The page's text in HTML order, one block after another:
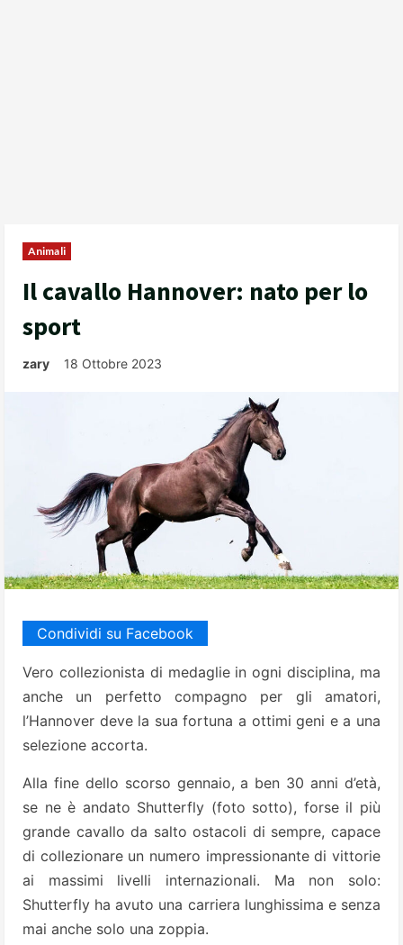
Animali
Il cavallo Hannover: nato per lo
sport
zary 18 Ottobre 2023
Condividi su Facebook
Vero collezionista di medaglie in ogni disciplina, ma
anche un perfetto compagno per gli amatori,
l’Hannover deve la sua fortuna a ottimi geni e a una
selezione accorta.
Alla fine dello scorso gennaio, a ben 30 anni d’età,
se ne è andato Shutterfly (foto sotto), forse il più
grande cavallo da salto ostacoli di sempre, capace
di collezionare un numero impressionante di vittorie
ai massimi livelli internazionali. Ma non solo:
Shutterfly ha avuto una carriera lunghissima e senza
mai anche solo una zoppia.